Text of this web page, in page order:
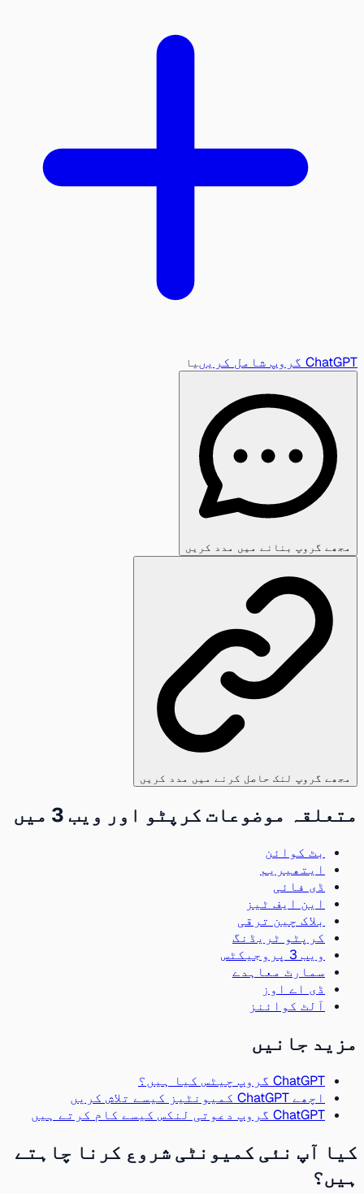
ChatGPT گروپ شامل کریں یا
مجھے گروپ بنانے میں مدد کریں
مجھے گروپ لنک حاصل کرنے میں مدد کریں
متعلقہ موضوعات کرپٹو اور ویب 3 میں
بٹ کوائن
ایتھیریم
ڈی فائی
این ایف ٹیز
بلاک چین ترقی
کرپٹو ٹریڈنگ
ویب 3 پروجیکٹس
سمارٹ معاہدے
ڈی اے اوز
آلٹ کوائنز
مزید جانیں
ChatGPT گروپ چیٹس کیا ہیں؟
اچھے ChatGPT کمیونٹیز کیسے تلاش کریں
ChatGPT گروپ دعوتی لنکس کیسے کام کرتے ہیں
کیا آپ نئی کمیونٹی شروع کرنا چاہتے
ہیں؟